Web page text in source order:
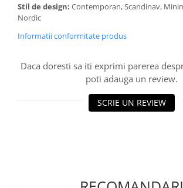
Stil de design: Contemporan, Scandinav,
Nordic
Informatii conformitate produs
Daca doresti sa iti exprimi parerea
poti adauga un review.
SCRIE UN REVIEW